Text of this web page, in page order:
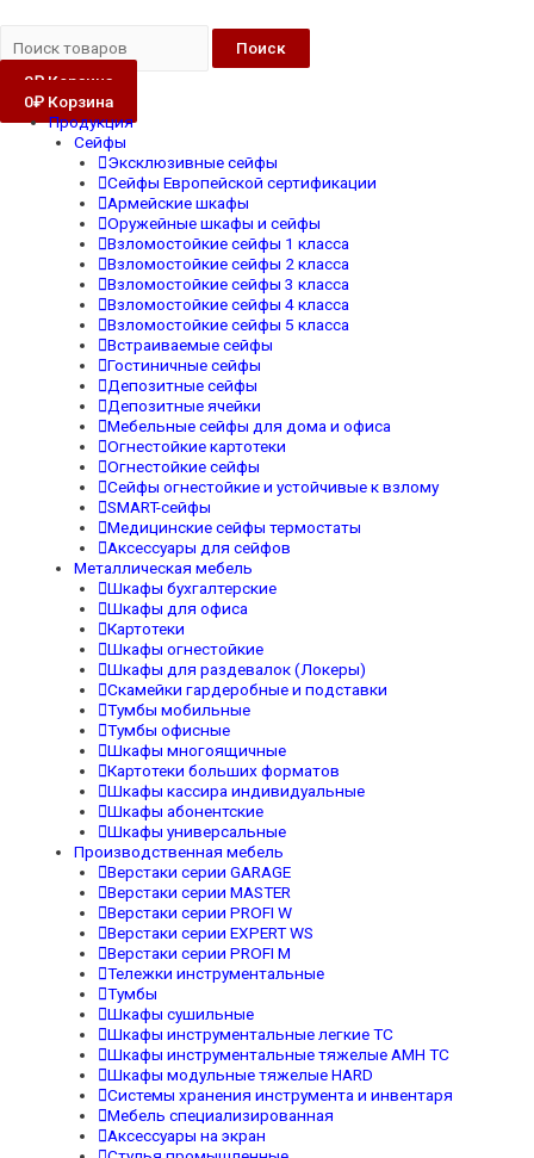
Поиск
0₽ Корзина
0₽ Корзина
Продукция
Сейфы
Эксклюзивные сейфы
Сейфы Европейской сертификации
Армейские шкафы
Оружейные шкафы и сейфы
Взломостойкие сейфы 1 класса
Взломостойкие сейфы 2 класса
Взломостойкие сейфы 3 класса
Взломостойкие сейфы 4 класса
Взломостойкие сейфы 5 класса
Встраиваемые сейфы
Гостиничные сейфы
Депозитные сейфы
Депозитные ячейки
Мебельные сейфы для дома и офиса
Огнестойкие картотеки
Огнестойкие сейфы
Сейфы огнестойкие и устойчивые к взлому
SMART-сейфы
Медицинские сейфы термостаты
Аксессуары для сейфов
Металлическая мебель
Шкафы бухгалтерские
Шкафы для офиса
Картотеки
Шкафы огнестойкие
Шкафы для раздевалок (Локеры)
Скамейки гардеробные и подставки
Тумбы мобильные
Тумбы офисные
Шкафы многоящичные
Картотеки больших форматов
Шкафы кассира индивидуальные
Шкафы абонентские
Шкафы универсальные
Производственная мебель
Верстаки серии GARAGE
Верстаки серии MASTER
Верстаки серии PROFI W
Верстаки серии EXPERT WS
Верстаки серии PROFI M
Тележки инструментальные
Тумбы
Шкафы сушильные
Шкафы инструментальные легкие TC
Шкафы инструментальные тяжелые AMH TC
Шкафы модульные тяжелые HARD
Системы хранения инструмента и инвентаря
Мебель специализированная
Аксессуары на экран